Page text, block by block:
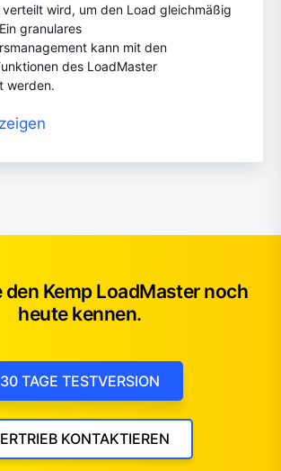
verteilt wird, um den Load gleichmäßig
granulares
kann mit den
des LoadMaster
werden.
den Kemp LoadMaster noch
heute kennen.
30 TAGE TESTVERSION
KONTAKTIEREN